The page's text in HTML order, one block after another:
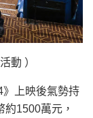
動 ）
上映後氣勢持
1500萬元，